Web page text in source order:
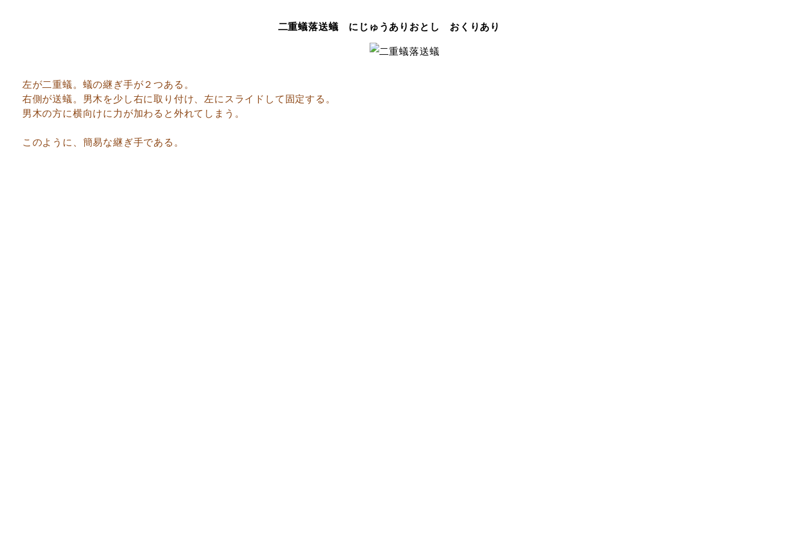
二重蟻落送蟻 にじゅうありおとし おくりあり
左が二重蟻。蟻の継ぎ手が２つある。
右側が送蟻。男木を少し右に取り付け、左にスライドして固定する。
男木の方に横向けに力が加わると外れてしまう。
このように、簡易な継ぎ手である。